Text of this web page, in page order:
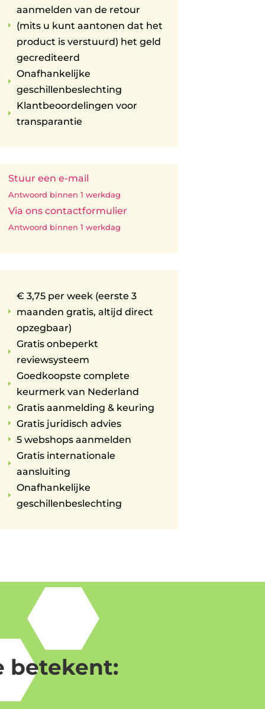
E
aanmelden van de retour
(mits u kunt aantonen dat het
product is verstuurd) het geld
gecrediteerd
E
Onafhankelijke
geschillenbeslechting
E
Klantbeoordelingen voor
transparantie
Stuur een e-mail
Antwoord binnen 1 werkdag
Via ons contactformulier
Antwoord binnen 1 werkdag
E
€ 3,75 per week (eerste 3
maanden gratis, altijd direct
opzegbaar)
E
Gratis onbeperkt
reviewsysteem
E
Goedkoopste complete
keurmerk van Nederland
E Gratis aanmelding & keuring
E Gratis juridisch advies
E 5 webshops aanmelden
E
Gratis internationale
aansluiting
E
Onafhankelijke
geschillenbeslechting
betekent: